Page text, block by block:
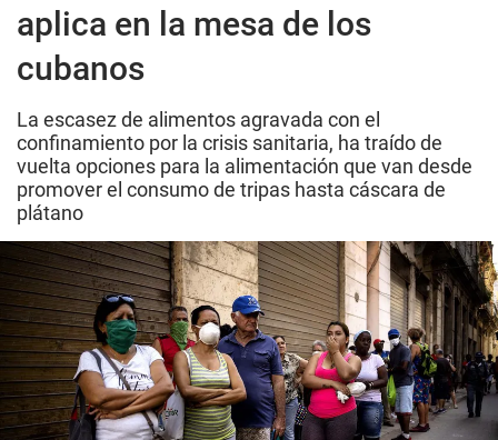
aplica en la mesa de los
cubanos
La escasez de alimentos agravada con el
confinamiento por la crisis sanitaria, ha traído de
vuelta opciones para la alimentación que van desde
promover el consumo de tripas hasta cáscara de
plátano